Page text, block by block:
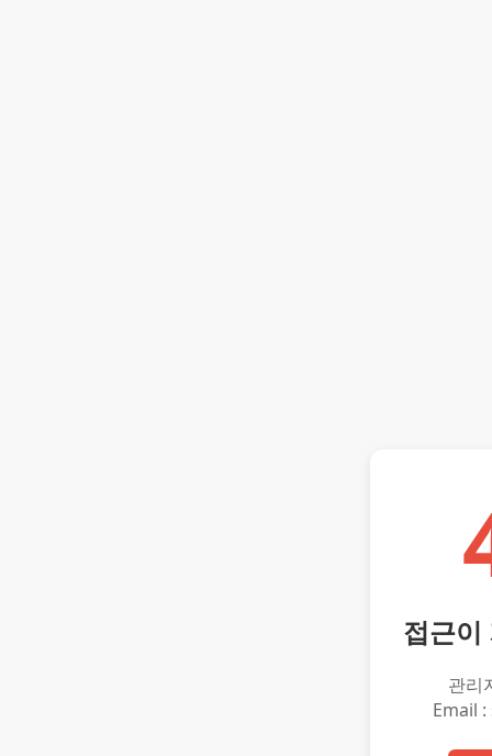
접근이
관리
Email